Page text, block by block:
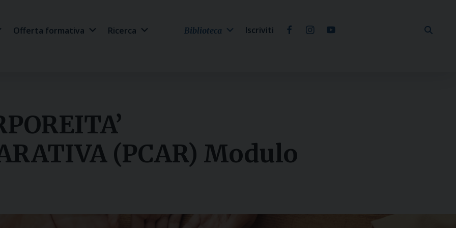
Offerta formativa Ricerca Biblioteca Iscriviti
(PCAR) Modulo